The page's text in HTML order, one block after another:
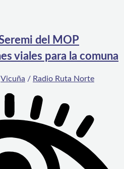
del MOP
viales para la comuna
Vicuña / Radio Ruta Norte